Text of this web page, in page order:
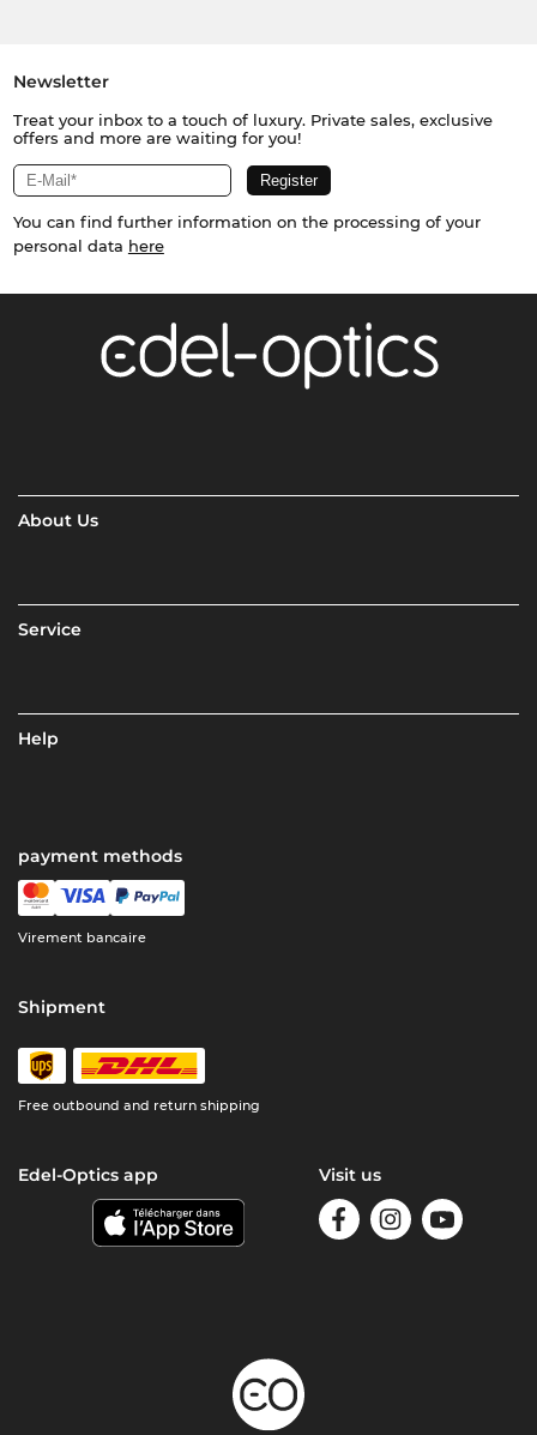
Newsletter
Treat your inbox to a touch of luxury. Private sales, exclusive
offers and more are waiting for you!
You can find further information on the processing of your
personal data here
About Us
Service
Help
payment methods
Virement bancaire
Shipment
Free outbound and return shipping
Edel-Optics app Visit us